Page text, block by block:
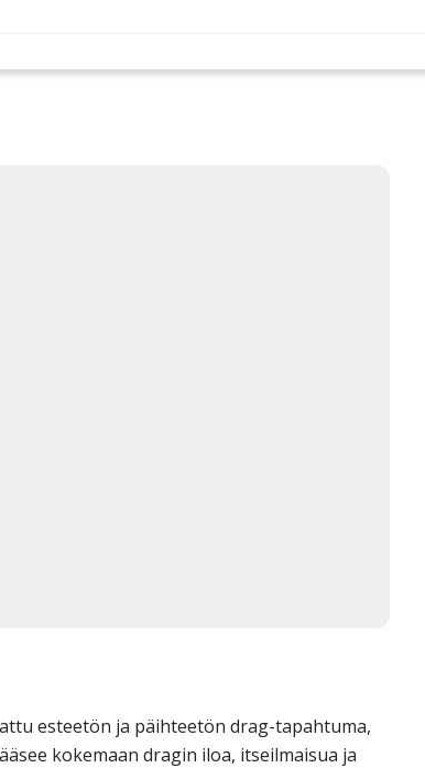
esteetön ja päihteetön drag-tapahtuma,
kokemaan dragin iloa, itseilmaisua ja